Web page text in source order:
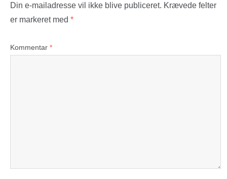
Din e-mailadresse vil ikke blive publiceret. Krævede felter
er markeret med *
Kommentar *